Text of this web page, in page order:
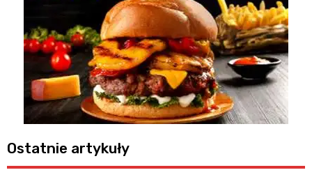
Ostatnie artykuły